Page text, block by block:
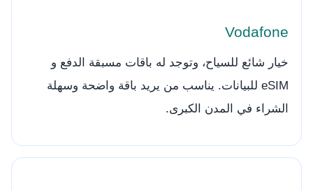
Vodafone
خيار شائع للسياح، وتوجد له باقات مسبقة الدفع و
eSIM للبيانات. يناسب من يريد باقة واضحة وسهلة
الشراء في المدن الكبرى.